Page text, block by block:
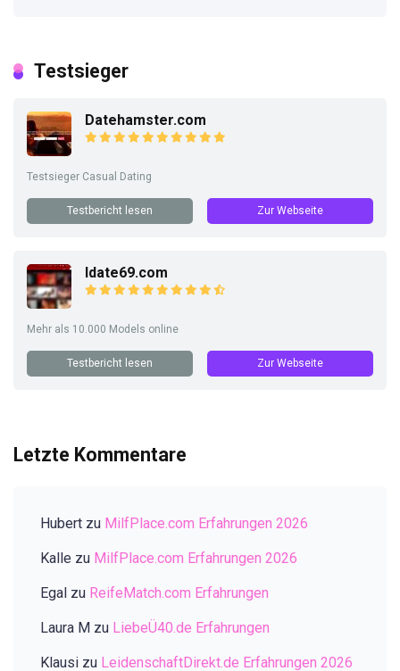
Testsieger
Datehamster.com
Testsieger Casual Dating
Testbericht lesen Zur Webseite
Idate69.com
Mehr als 10.000 Models online
Testbericht lesen Zur Webseite
Letzte Kommentare
Hubert zu MilfPlace.com Erfahrungen 2026
Kalle zu MilfPlace.com Erfahrungen 2026
Egal zu ReifeMatch.com Erfahrungen
Laura M zu LiebeÜ40.de Erfahrungen
Klausi zu LeidenschaftDirekt.de Erfahrungen 2026